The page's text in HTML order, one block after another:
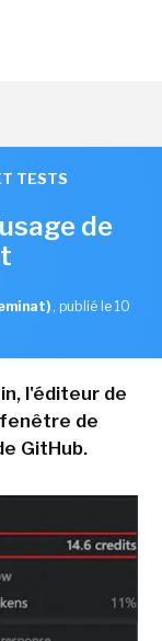
TESTS
de
, publié le 10
l'éditeur de
de
GitHub.